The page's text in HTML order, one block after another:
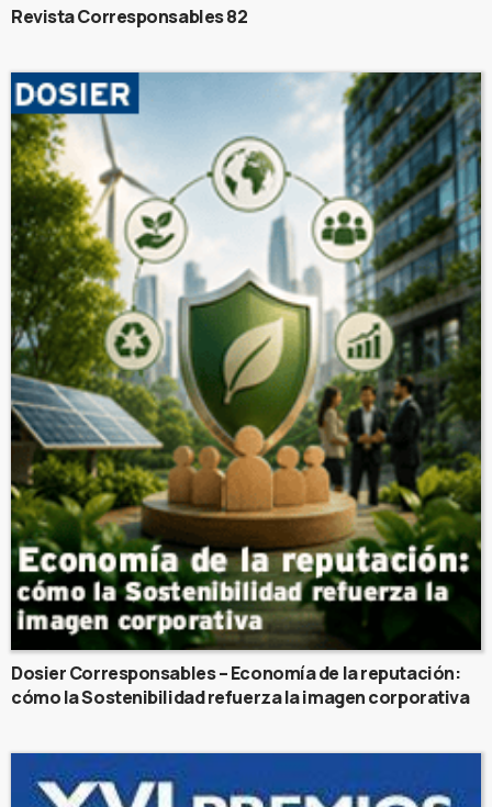
Revista Corresponsables 82
Dosier Corresponsables – Economía de la reputación:
cómo la Sostenibilidad refuerza la imagen corporativa